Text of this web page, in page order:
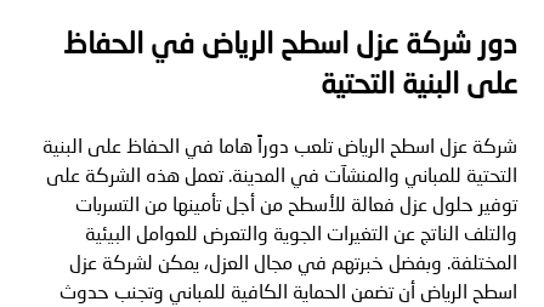
دورشركة عزل اسطح الرياض في الحفاظ
على البنية التحتية
شركة عزل اسطح الرياض تلعب دوراً هاما في الحفاظ على البنية
التحتية للمباني والمنشآت في المدينة. تعمل هذه الشركة على
توفير حلول عزل فعالة للأسطح من أجل تأمينها من التسربات
والتلف الناتج عن التغيرات الجوية والتعرض للعوامل البيئية
المختلفة. وبفضل خبرتهم في مجال العزل، يمكن لشركة عزل
اسطح الرياض أن تضمن الحماية الكافية للمباني وتجنب حدوث